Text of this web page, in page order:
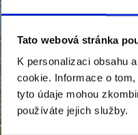
Tato webová stránka
K personalizaci obsahu
cookie. Informace o
tyto údaje mohou
používáte jejich služby.